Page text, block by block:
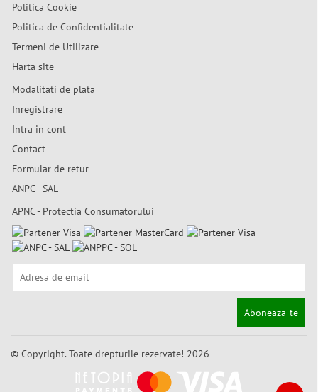
Politica Cookie
Politica de Confidentialitate
Termeni de Utilizare
Harta site
Modalitati de plata
Inregistrare
Intra in cont
Contact
Formular de retur
ANPC - SAL
APNC - Protectia Consumatorului
Aboneaza-te
© Copyright. Toate drepturile rezervate! 2026